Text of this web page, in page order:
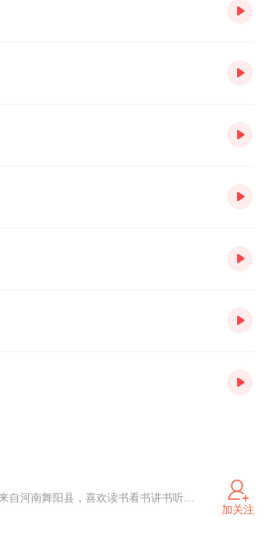
我，刘常安，来自河南舞阳县，喜欢读书看书讲书听书，喜欢戏曲和音乐。走进《喜马拉雅》，学习创作，只是爱好，感兴趣。不求收益多少，生活充实就好！希望大家感兴趣了，常常关注我，鼓励我，给我指导和帮助，谢谢大家！
加关注